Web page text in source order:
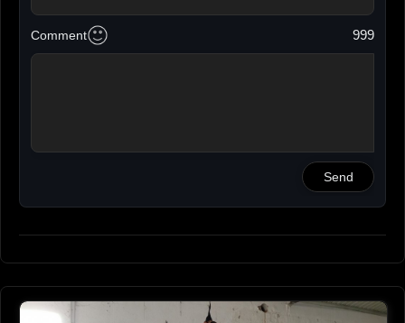
🔥🔥🔥
26-09-2024 14:56
CAME
Muy buena, Graffiti puro.un abrazo tio..
Abrazo desde Avilés
Comment 999
Send